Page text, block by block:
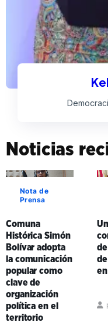
Noticias
Nota de
Prensa
Comuna
Histórica Simón
Bolívar adopta
la comunicación
popular como
clave de
organización
política en el
territorio